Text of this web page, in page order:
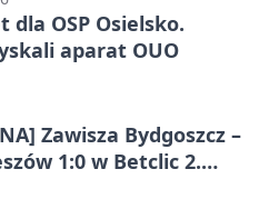
dla OSP Osielsko.
aparat OUO
Zawisza Bydgoszcz –
1:0 w Betclic 2.